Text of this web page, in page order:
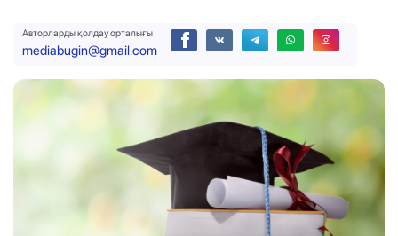
Авторларды қолдау орталығы
mediabugin@gmail.com